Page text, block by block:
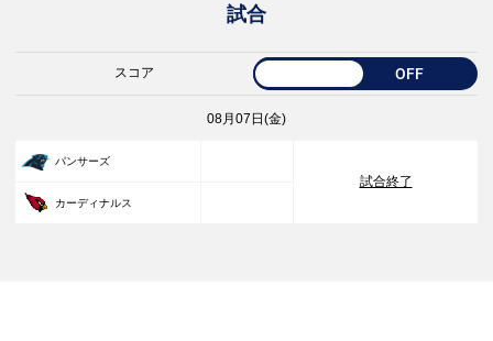
試合
スコア OFF
08月07日(金)
パンサーズ
試合終了
カーディナルス